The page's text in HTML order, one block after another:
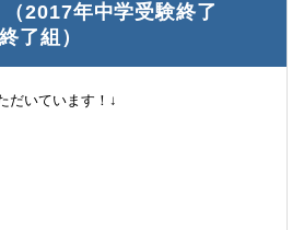
（2017年中学受験終了
了組）
だいています！↓